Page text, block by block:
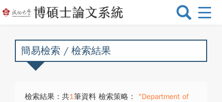
選
換
簡易檢索 / 檢索結果
檢索結果：共1筆資料 檢索策略：
"Department of